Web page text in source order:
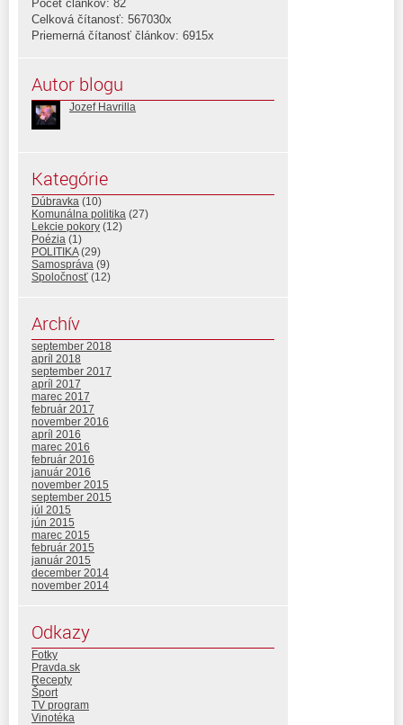
Počet článkov: 82
Celková čítanosť: 567030x
Priemerná čítanosť článkov: 6915x
Autor blogu
Jozef Havrilla
Kategórie
Dúbravka (10)
Komunálna politika (27)
Lekcie pokory (12)
Poézia (1)
POLITIKA(29)
Samospráva (9)
Spoločnosť (12)
Archív
september 2018
apríl 2018
september 2017
apríl 2017
marec 2017
február 2017
november 2016
apríl 2016
marec 2016
február 2016
január 2016
november 2015
september 2015
júl 2015
jún 2015
marec 2015
február 2015
január 2015
december 2014
november 2014
Odkazy
Fotky
Pravda.sk
Recepty
Šport
TV program
Vinotéka